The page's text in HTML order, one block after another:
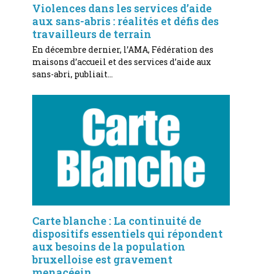
Violences dans les services d’aide
aux sans-abris : réalités et défis des
travailleurs de terrain
En décembre dernier, l’AMA, Fédération des
maisons d’accueil et des services d’aide aux
sans-abri, publiait…
Carte blanche : La continuité de
dispositifs essentiels qui répondent
aux besoins de la population
bruxelloise est gravement